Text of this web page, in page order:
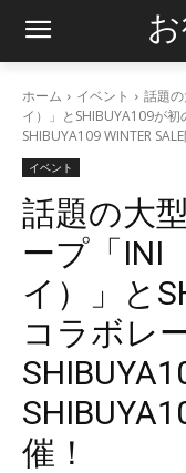
ホーム イベント
話題
イ）」とSHIBUYA109が
SHIBUYA109 WINTER SALE
イベント
話題の大
ープ「INI
イ）」と
コラボレ
催！